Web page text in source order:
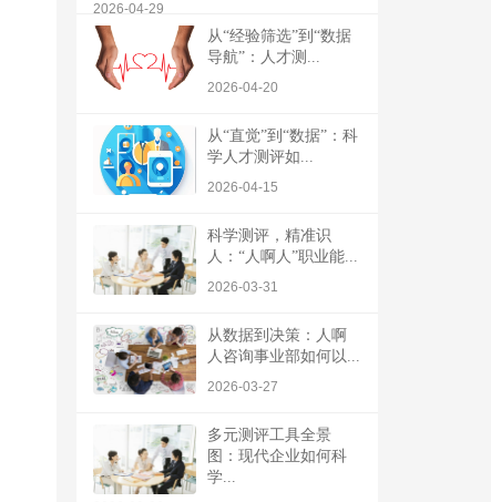
2026-04-29
从“经验筛选”到“数据
导航”：人才测...
2026-04-20
从“直觉”到“数据”：科
学人才测评如...
2026-04-15
科学测评，精准识
人：“人啊人”职业能...
2026-03-31
从数据到决策：人啊
人咨询事业部如何以...
2026-03-27
多元测评工具全景
图：现代企业如何科
学...